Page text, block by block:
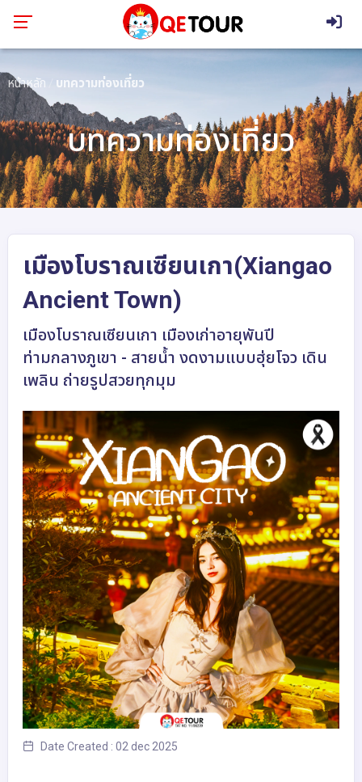
หน้าหลัก บทความท่องเที่ยว
บทความท่องเที่ยว
เมืองโบราณเซียนเกา(Xiangao
Ancient Town)
เมืองโบราณเซียนเกา เมืองเก่าอายุพันปี
ท่ามกลางภูเขา - สายน้ำ งดงามแบบฮุ่ยโจว เดิน
เพลิน ถ่ายรูปสวยทุกมุม
Date Created : 02 dec 2025